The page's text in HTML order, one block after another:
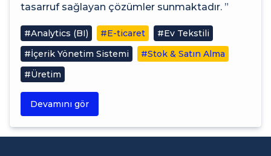
tasarruf sağlayan çözümler sunmaktadır. ”
#Analytics (BI) #E-ticaret
#Ev Tekstili
#İçerik Yönetim Sistemi
#Stok & Satın Alma
#Üretim
Devamını gör